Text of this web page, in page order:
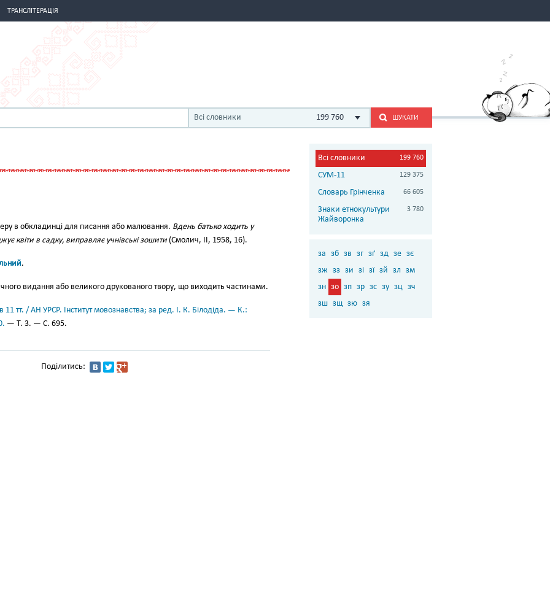
ТРАНСЛІТЕРАЦІЯ
Всі словники 199 760 ШУКАТИ
в обкладинці для писання або малювання. Вдень батько ходить у
квіти в садку, виправляє учнівські зошити (Смолич, II, 1958, 16).
.
видання або великого друкованого твору, що виходить частинами.
11 тт. / АН УРСР. Інститут мовознавства; за ред. І. К. Білодіда. — К.:
— Т. 3. — С. 695.
Поділитись:
Всі словники 199 760
СУМ-11 129 375
Словарь Грінченка 66 605
Знаки етнокультури
Жайворонка
3 780
за зб зв зг зґ зд зе зє
зж зз зи зі зї зй зл зм
зн зо зп зр зс зу зц зч
зш зщ зю зя